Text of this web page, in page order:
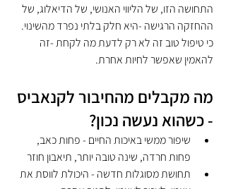
התחושה הזו, של הליווי האנושי, של הדיאלוג, של
ההחזקה הרגישה -היא חלק בלתי נפרד מהשינוי.
כי טיפול טוב זה לא רק לדעת מה לקחת -זה
להאמין שאפשר לחיות אחרת.
מה מקבלים מהחיבור לקנאביס
- כשהוא נעשה נכון?
שיפור ממשי באיכות החיים - פחות כאב,
פחות חרדה, שינה טובה יותר, תיאבון חוזר
תחושת מסוגלות חדשה - היכולת לווסת את